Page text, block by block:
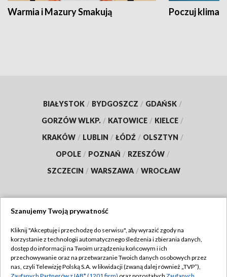
Warmia i Mazury Smakują Poczuj klimat
BIAŁYSTOK / BYDGOSZCZ / GDAŃSK /
GORZÓW WLKP. / KATOWICE / KIELCE /
KRAKÓW / LUBLIN / ŁÓDŹ / OLSZTYN /
OPOLE / POZNAŃ / RZESZÓW /
SZCZECIN / WARSZAWA / WROCŁAW
TVP
Abonament TVP
Emisja w TVP
Regulamin TVP
Szanujemy Twoją prywatność
Kliknij "Akceptuję i przechodzę do serwisu", aby wyrazić zgody na
korzystanie z technologii automatycznego śledzenia i zbierania danych,
dostęp do informacji na Twoim urządzeniu końcowym i ich
przechowywanie oraz na przetwarzanie Twoich danych osobowych przez
nas, czyli Telewizję Polską S.A. w likwidacji (zwaną dalej również „TVP”),